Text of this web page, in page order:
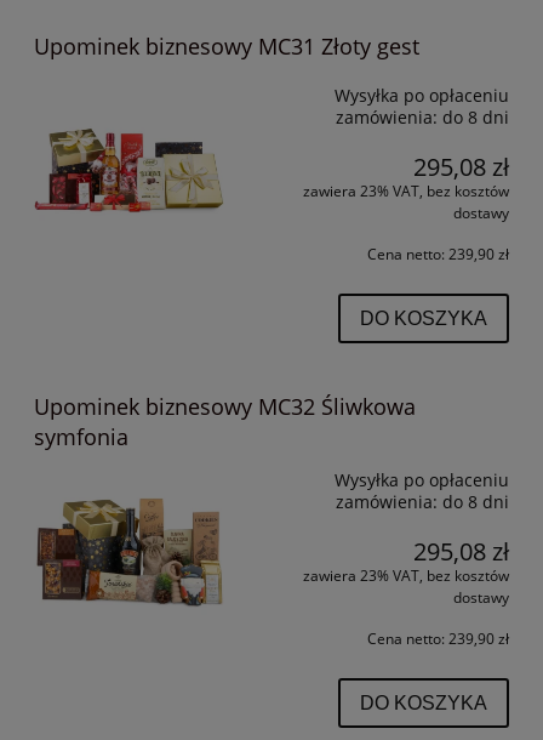
Upominek biznesowy MC31 Złoty gest
Wysyłka po opłaceniu
zamówienia: do 8 dni
295,08 zł
zawiera 23% VAT, bez kosztów
dostawy
Cena netto: 239,90 zł
DO KOSZYKA
Upominek biznesowy MC32 Śliwkowa
symfonia
Wysyłka po opłaceniu
zamówienia: do 8 dni
295,08 zł
zawiera 23% VAT, bez kosztów
dostawy
Cena netto: 239,90 zł
DO KOSZYKA